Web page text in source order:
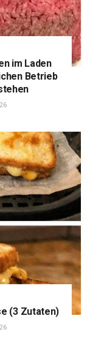
im Laden
Betrieb
(3 Zutaten)